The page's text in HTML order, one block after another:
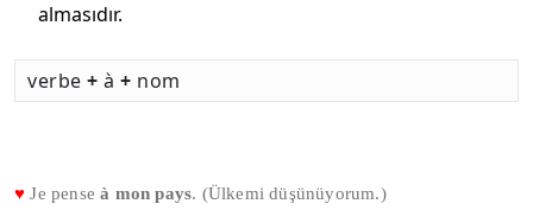
almasıdır.
verbe + à + nom
♥ Je penseà mon pays. (Ülkemi düşünüyorum.)